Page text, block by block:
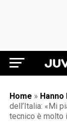
Home » Hanno
dell’Italia: «Mi
tecnico è molto